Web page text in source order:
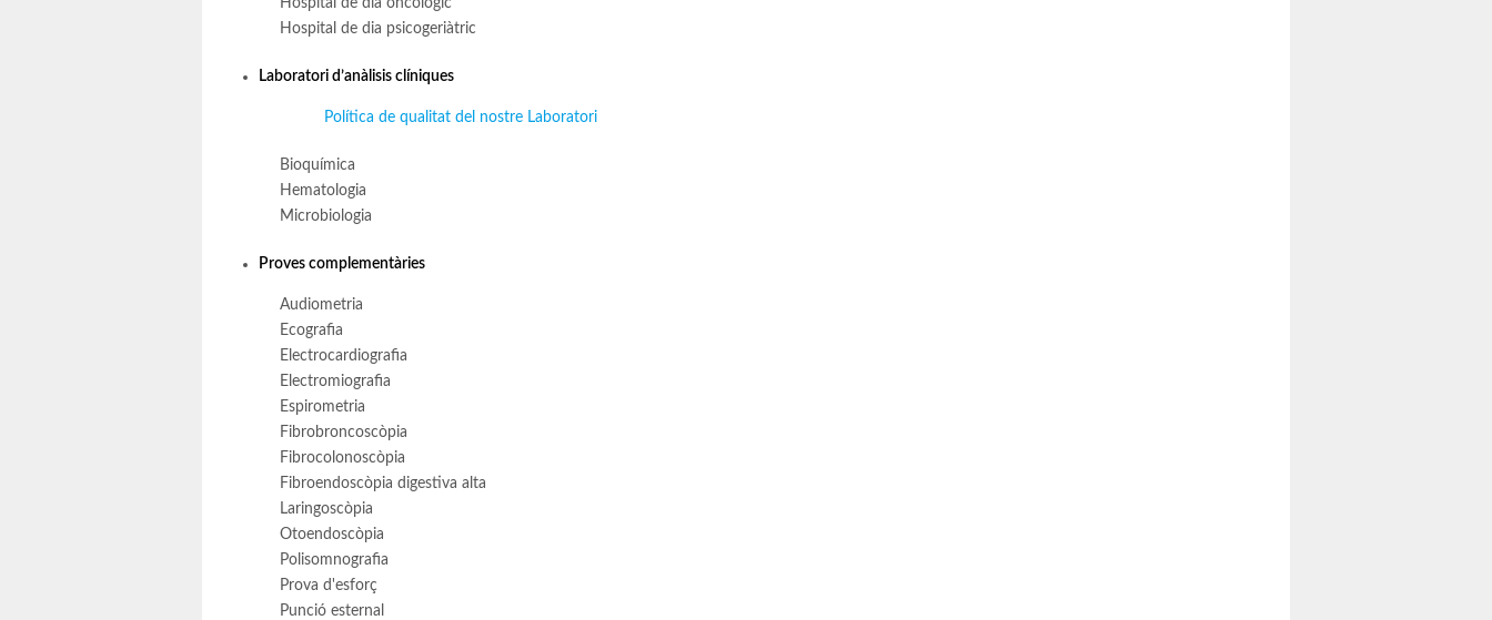
Hospital de dia oncològic
Hospital de dia psicogeriàtric
Laboratori d’anàlisis clíniques
Política de qualitat del nostre Laboratori
Bioquímica
Hematologia
Microbiologia
Proves complementàries
Audiometria
Ecografia
Electrocardiografia
Electromiografia
Espirometria
Fibrobroncoscòpia
Fibrocolonoscòpia
Fibroendoscòpia digestiva alta
Laringoscòpia
Otoendoscòpia
Polisomnografia
Prova d'esforç
Punció esternal